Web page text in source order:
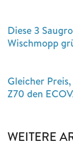
Diese 3
Wischmopp
Gleicher
Z70 den
WEITERE